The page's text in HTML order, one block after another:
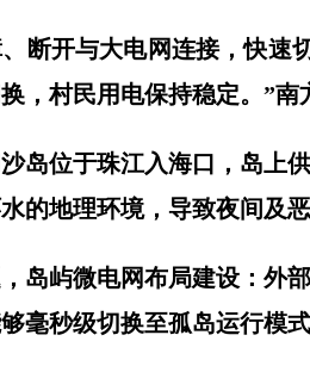
断开与大电网连接，快速
，村民用电保持稳定。”南
岛位于珠江入海口，岛上
的地理环境，导致夜间
岛屿微电网布局建设：外
毫秒级切换至孤岛运行模